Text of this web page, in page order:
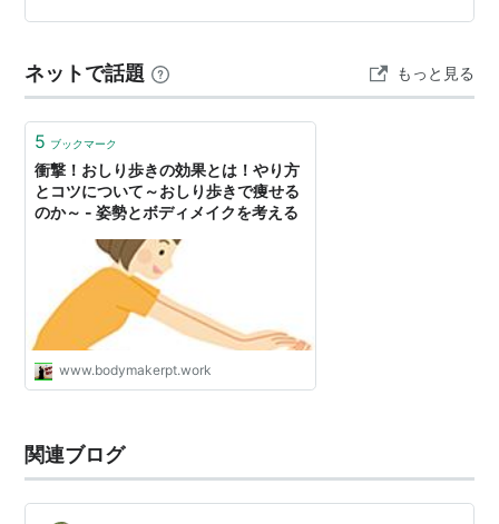
す。 さらに、同じ姿勢を ずっと保ったままの場面が 多
きませんか！？ 腰が固まってくると 背骨もまるくなって
負のスパイラルに陥り、 腰痛や肩こりの原因になったり
ネットで話題 もっと見る
5 ブックマーク
衝撃！おしり歩きの効果とは！やり方
とコツについて～おしり歩きで痩せる
のか～ - 姿勢とボディメイクを考える
www.bodymakerpt.work
関連ブログ